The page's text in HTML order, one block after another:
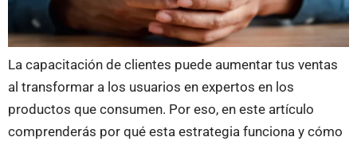
La capacitación de clientes puede aumentar tus ventas
al transformar a los usuarios en expertos en los
productos que consumen. Por eso, en este artículo
comprenderás por qué esta estrategia funciona y cómo